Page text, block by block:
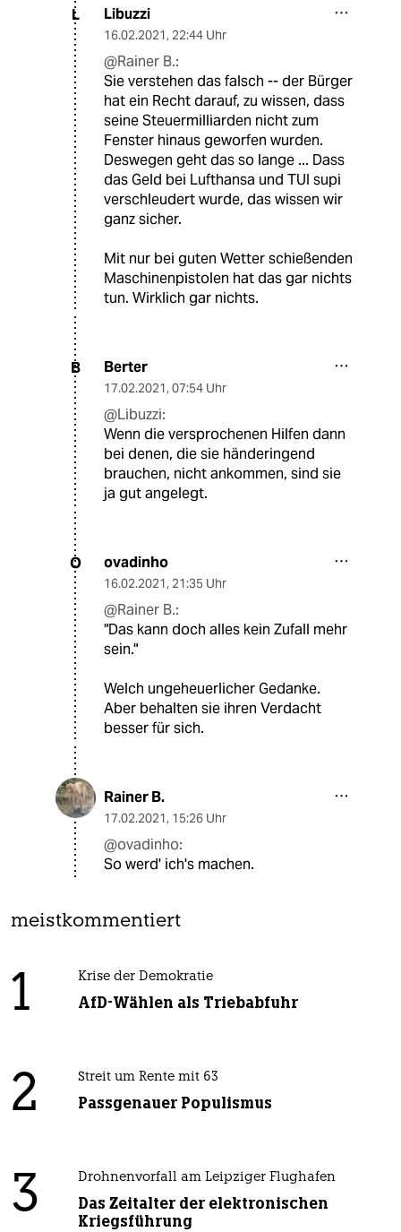
L Libuzzi
16.02.2021, 22:44 Uhr
@Rainer B.:
Sie verstehen das falsch -- der Bürger
hat ein Recht darauf, zu wissen, dass
seine Steuermilliarden nicht zum
Fenster hinaus geworfen wurden.
Deswegen geht das so lange ... Dass
das Geld bei Lufthansa und TUI supi
verschleudert wurde, das wissen wir
ganz sicher.
Mit nur bei guten Wetter schießenden
Maschinenpistolen hat das gar nichts
tun. Wirklich gar nichts.
B Berter
17.02.2021, 07:54 Uhr
@Libuzzi:
Wenn die versprochenen Hilfen dann
bei denen, die sie händeringend
brauchen, nicht ankommen, sind sie
ja gut angelegt.
O ovadinho
16.02.2021, 21:35 Uhr
@Rainer B.:
"Das kann doch alles kein Zufall mehr
sein."
Welch ungeheuerlicher Gedanke.
Aber behalten sie ihren Verdacht
besser für sich.
Rainer B.
17.02.2021, 15:26 Uhr
@ovadinho:
So werd' ich's machen.
meistkommentiert
1 Krise der Demokratie
AfD-Wählen als Triebabfuhr
2 Streit um Rente mit 63
Passgenauer Populismus
3 Drohnenvorfall am Leipziger Flughafen
Das Zeitalter der elektronischen
Kriegsführung